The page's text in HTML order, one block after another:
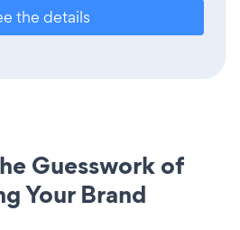
the details
Guesswork of
Your Brand